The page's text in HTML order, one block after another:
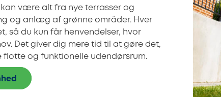
være alt fra nye terrasser og
og anlæg af grønne områder. Hver
så du kun får henvendelser, hvor
Det giver dig mere tid til at gøre det,
flotte og funktionelle udendørsrum.